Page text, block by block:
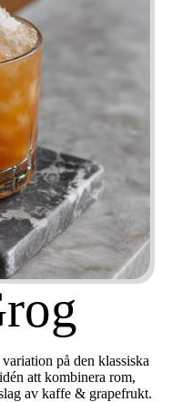
på den klassiska
att kombinera rom,
av kaffe & grapefrukt.